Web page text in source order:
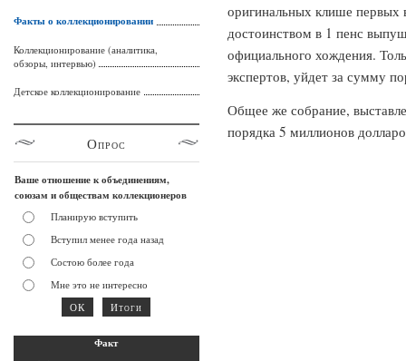
оригинальных клише
достоинством в 1 пенс
официального хождения.
экспертов, уйдет за сумму
Общее же собрание,
порядка 5 миллионов
Факты о коллекционировании
Коллекционирование (аналитика,
обзоры, интервью)
Детское коллекционирование
Опрос
Ваше отношение к объединениям,
союзам и обществам коллекционеров
Планирую вступить
Вступил менее года назад
Состою более года
Мне это не интересно
Факт